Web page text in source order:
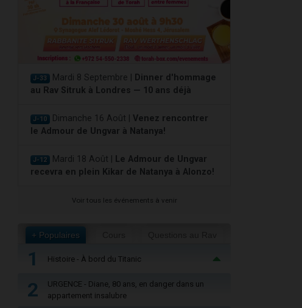
J-33 Mardi 8 Septembre |
Dinner d'hommage
au Rav Sitruk à Londres — 10 ans déjà
J-10 Dimanche 16 Août | Venez rencontrer
le Admour de Ungvar à Natanya!
J-12 Mardi 18 Août |
Le Admour de Ungvar
recevra en plein Kikar de Natanya à Alonzo!
Voir tous les événements à venir
+ Populaires
1 Histoire - À bord du Titanic
2
URGENCE - Diane, 80 ans, en danger dans un
appartement insalubre